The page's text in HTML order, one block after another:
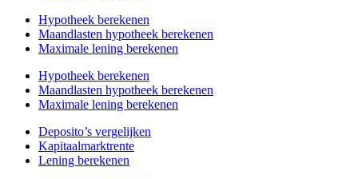
Hypotheek berekenen
Maandlasten hypotheek berekenen
Maximale lening berekenen
Hypotheek berekenen
Maandlasten hypotheek berekenen
Maximale lening berekenen
Deposito’s vergelijken
Kapitaalmarktrente
Lening berekenen